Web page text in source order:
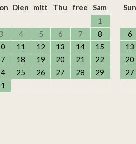
Dien mitt Thu free
Sam
1
3 4 5 6 7
8
11 12 13 14
15
18 19 20 21
22
25 26 27 28
29
Sun
6
13
20
27